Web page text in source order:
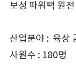
보성 파워택 원
산업분야 : 육상
사원수 : 180명